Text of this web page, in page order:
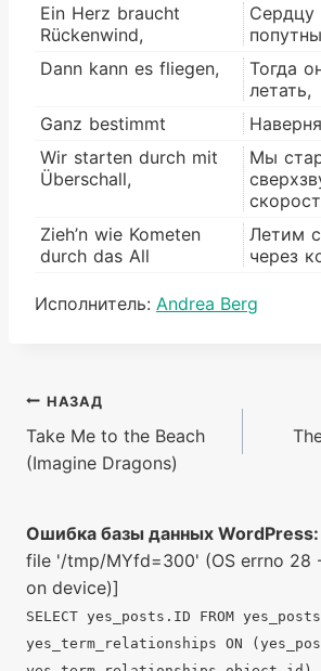
Ein Herz braucht
Rückenwind,
Сердцу
Dann kann es fliegen,
Тогда
летать,
Ganz bestimmt
Wir starten durch mit
Überschall,
Мы
Zieh’n wie Kometen
durch das All
Летим
через
Метки
Исполнитель: Andrea Berg
Навигация
по
записям
НАЗАД
Take Me to the Beach
(Imagine Dragons)
Ошибка базы данных WordPress:
file '/tmp/MYfd=300' (OS errno 28
on device)]
SELECT yes_posts.ID FROM
yes_term_relationships ON